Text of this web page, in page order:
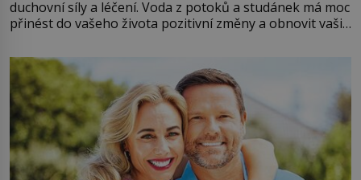
duchovní síly a léčení. Voda z potoků a studánek má moc
přinést do vašeho života pozitivní změny a obnovit vaši
můžete obohatit své rituály a přinést do svého života
větší harmonii a klid. Je důležité